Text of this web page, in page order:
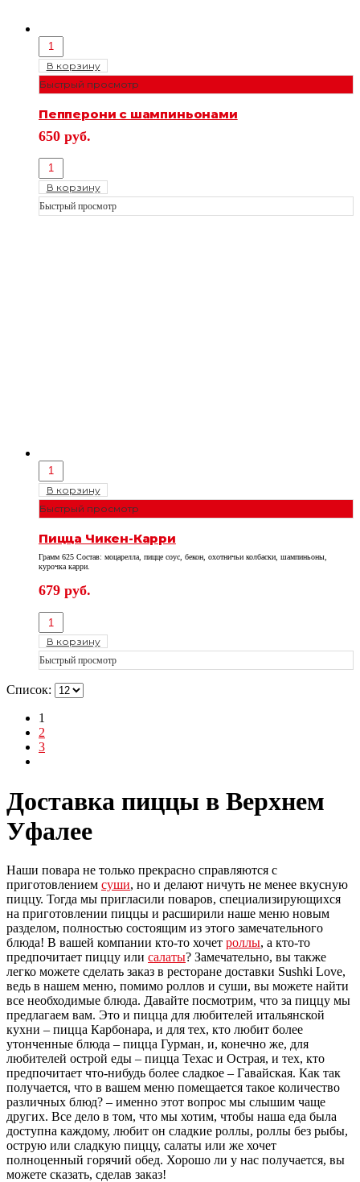
В корзину
Быстрый просмотр
Пепперони с шампиньонами
650 руб.
В корзину
Быстрый просмотр
В корзину
Быстрый просмотр
Пицца Чикен-Карри
Грамм 625 Состав: моцарелла, пицце соус, бекон, охотничьи колбаски, шампиньоны,
курочка карри.
679 руб.
В корзину
Быстрый просмотр
Список:
1
2
3
Доставка пиццы в Верхнем
Уфалее
Наши повара не только прекрасно справляются с
приготовлением суши, но и делают ничуть не менее вкусную
пиццу. Тогда мы пригласили поваров, специализирующихся
на приготовлении пиццы и расширили наше меню новым
разделом, полностью состоящим из этого замечательного
блюда! В вашей компании кто-то хочет роллы, а кто-то
предпочитает пиццу или салаты? Замечательно, вы также
легко можете сделать заказ в ресторане доставки Sushki Love,
ведь в нашем меню, помимо роллов и суши, вы можете найти
все необходимые блюда. Давайте посмотрим, что за пиццу мы
предлагаем вам. Это и пицца для любителей итальянской
кухни – пицца Карбонара, и для тех, кто любит более
утонченные блюда – пицца Гурман, и, конечно же, для
любителей острой еды – пицца Техас и Острая, и тех, кто
предпочитает что-нибудь более сладкое – Гавайская. Как так
получается, что в вашем меню помещается такое количество
различных блюд? – именно этот вопрос мы слышим чаще
других. Все дело в том, что мы хотим, чтобы наша еда была
доступна каждому, любит он сладкие роллы, роллы без рыбы,
острую или сладкую пиццу, салаты или же хочет
полноценный горячий обед. Хорошо ли у нас получается, вы
можете сказать, сделав заказ!